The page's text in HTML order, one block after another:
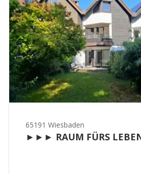
65191 Wiesbaden
►►► RAUM FÜRS